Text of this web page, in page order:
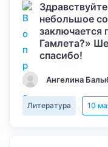
небольшое
заключается
Гамлета?»
спасибо!
Ангелина
Литература 10